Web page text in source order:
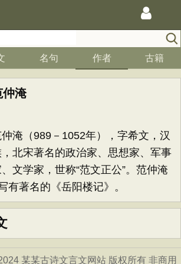
名句 作者 古籍
仲淹
淹（989－1052年），字希文，汉
北宋著名的政治家、思想家、军事
文学家，世称“范文正公”。范仲淹
有著名的《岳阳楼记》。
某某古诗文言文网站 版权所有 非商用